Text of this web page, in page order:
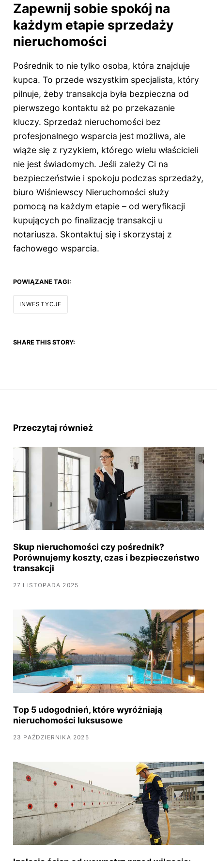
Zapewnij sobie spokój na
każdym etapie sprzedaży
nieruchomości
Pośrednik to nie tylko osoba, która znajduje
kupca. To przede wszystkim specjalista, który
pilnuje, żeby transakcja była bezpieczna od
pierwszego kontaktu aż po przekazanie
kluczy. Sprzedaż nieruchomości bez
profesjonalnego wsparcia jest możliwa, ale
wiąże się z ryzykiem, którego wielu właścicieli
nie jest świadomych. Jeśli zależy Ci na
bezpieczeństwie i spokoju podczas sprzedaży,
biuro Wiśniewscy Nieruchomości służy
pomocą na każdym etapie – od weryfikacji
kupujących po finalizację transakcji u
notariusza. Skontaktuj się i skorzystaj z
fachowego wsparcia.
POWIĄZANE TAGI:
INWESTYCJE
SHARE THIS STORY:
Przeczytaj również
Skup nieruchomości czy pośrednik?
Porównujemy koszty, czas i bezpieczeństwo
transakcji
27 LISTOPADA 2025
Top 5 udogodnień, które wyróżniają
nieruchomości luksusowe
23 PAŹDZIERNIKA 2025